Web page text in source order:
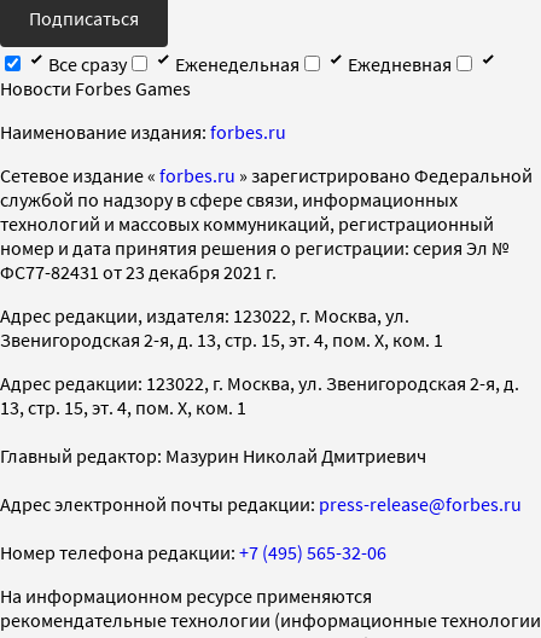
Подписаться
Все сразу
Еженедельная
Ежедневная
Новости Forbes Games
Наименование издания: forbes.ru
Cетевое издание « forbes.ru » зарегистрировано Федеральной
службой по надзору в сфере связи, информационных
технологий и массовых коммуникаций, регистрационный
номер и дата принятия решения о регистрации: серия Эл №
ФС77-82431 от 23 декабря 2021 г.
Адрес редакции, издателя: 123022, г. Москва, ул.
Звенигородская 2-я, д. 13, стр. 15, эт. 4, пом. X, ком. 1
Адрес редакции: 123022, г. Москва, ул. Звенигородская 2-я, д.
13, стр. 15, эт. 4, пом. X, ком. 1
Главный редактор: Мазурин Николай Дмитриевич
Адрес электронной почты редакции: press-release@forbes.ru
Номер телефона редакции: +7 (495) 565-32-06
На информационном ресурсе применяются
рекомендательные технологии (информационные технологии